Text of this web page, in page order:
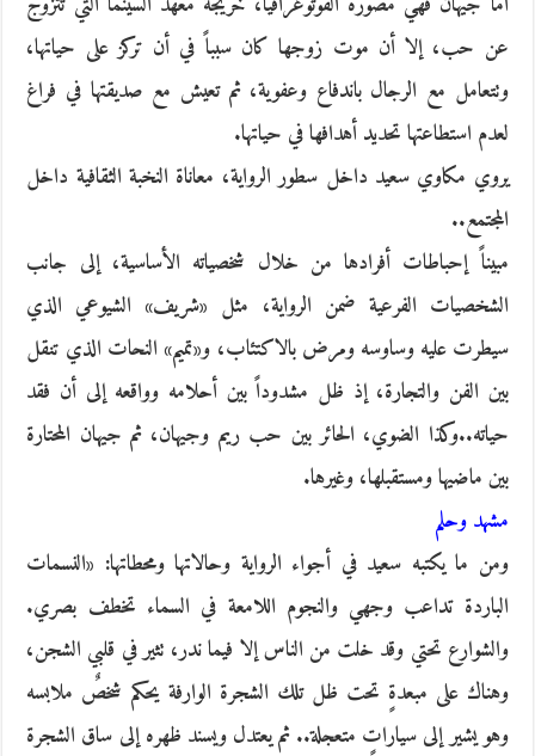
عن حب، إلا أن موت زوجها كان سبباً في أن تركز على حياتها،
وتتعامل مع الرجال باندفاع وعفوية، ثم تعيش مع صديقتها في فراغ
لعدم استطاعتها تحديد أهدافها في حياتها.
يروي مكاوي سعيد داخل سطور الرواية، معاناة النخبة الثقافية داخل
المجتمع..
مبيناً إحباطات أفرادها من خلال شخصياته الأساسية، إلى جانب
الشخصيات الفرعية ضمن الرواية، مثل «شريف» الشيوعي الذي
سيطرت عليه وساوسه ومرض بالاكتئاب، و«تميم» النحات الذي تنقل
بين الفن والتجارة، إذ ظل مشدوداً بين أحلامه وواقعه إلى أن فقد
حياته..وكذا الضوي، الحائر بين حب ريم وجيهان، ثم جيهان المحتارة
بين ماضيها ومستقبلها، وغيرها.
مشهد وحلم
ومن ما يكتبه سعيد في أجواء الرواية وحالاتها ومحطاتها: «النسمات
الباردة تداعب وجهي والنجوم اللامعة في السماء تخطف بصري.
والشوارع تحتي وقد خلت من الناس إلا فيما ندر، تثير في قلبي الشجن،
وهناك على مبعدةٍ تحت ظل تلك الشجرة الوارفة يحكم شخصٌ ملابسه
وهو يشير إلى سياراتٍ متعجلة.. ثم يعتدل ويسند ظهره إلى ساق الشجرة